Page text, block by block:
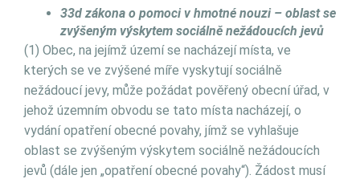
33d zákona o pomoci v hmotné nouzi – oblast se
zvýšeným výskytem sociálně nežádoucích jevů
(1) Obec, na jejímž území se nacházejí místa, ve
kterých se ve zvýšené míře vyskytují sociálně
nežádoucí jevy, může požádat pověřený obecní úřad, v
jehož územním obvodu se tato místa nacházejí, o
vydání opatření obecné povahy, jímž se vyhlašuje
oblast se zvýšeným výskytem sociálně nežádoucích
jevů (dále jen „opatření obecné povahy“). Žádost musí